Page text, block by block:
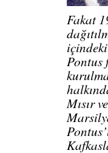
Fakat
Pontus
Mısır